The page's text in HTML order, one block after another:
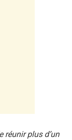
réunir plus d’un